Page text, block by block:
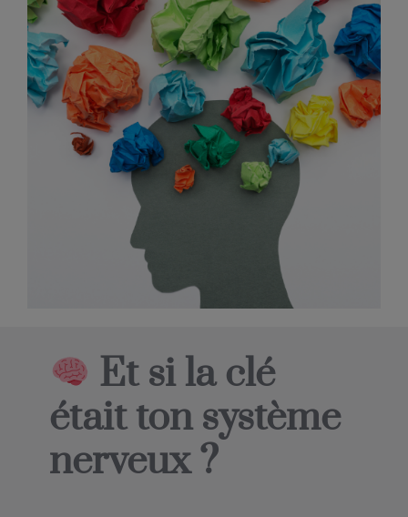
Et si la clé
était ton système
nerveux ?